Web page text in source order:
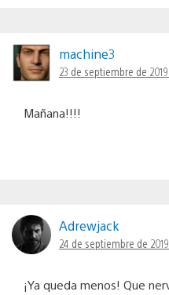
machine3
23 de septiembre de
Mañana!!!!
Adrewjack
24 de septiembre de
¡Ya queda menos! Que